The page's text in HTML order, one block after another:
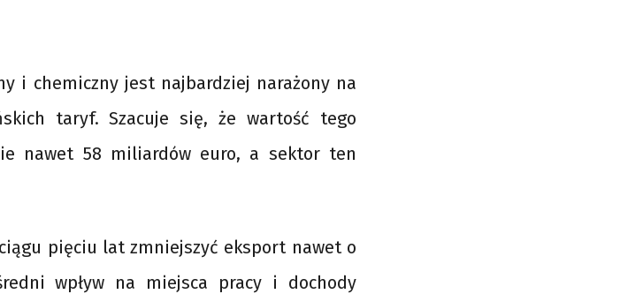
i chemiczny jest najbardziej narażony na
taryf. Szacuje się, że wartość tego
nawet 58 miliardów euro, a sektor ten
pięciu lat zmniejszyć eksport nawet o
wpływ na miejsca pracy i dochody